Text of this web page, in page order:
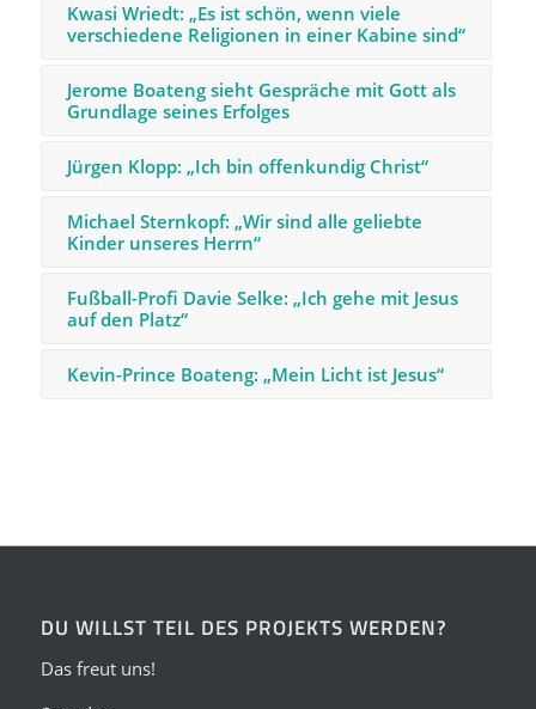
Kwasi Wriedt: „Es ist schön, wenn viele
verschiedene Religionen in einer Kabine sind“
Jerome Boateng sieht Gespräche mit Gott als
Grundlage seines Erfolges
Jürgen Klopp: „Ich bin offenkundig Christ“
Michael Sternkopf: „Wir sind alle geliebte
Kinder unseres Herrn“
Fußball-Profi Davie Selke: „Ich gehe mit Jesus
auf den Platz“
Kevin-Prince Boateng: „Mein Licht ist Jesus“
DU WILLST TEIL DES PROJEKTS WERDEN?
Das freut uns!